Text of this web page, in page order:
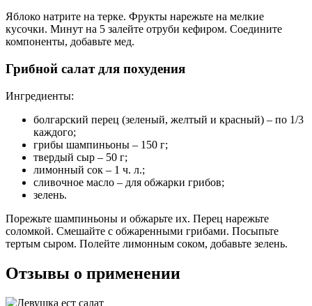
Яблоко натрите на терке. Фрукты нарежьте на мелкие
кусочки. Минут на 5 залейте отруби кефиром. Соедините
компоненты, добавьте мед.
Грибной салат для похудения
Ингредиенты:
болгарский перец (зеленый, желтый и красный) – по 1/3
каждого;
грибы шампиньоны – 150 г;
твердый сыр – 50 г;
лимонный сок – 1 ч. л.;
сливочное масло – для обжарки грибов;
зелень.
Порежьте шампиньоны и обжарьте их. Перец нарежьте
соломкой. Смешайте с обжаренными грибами. Посыпьте
тертым сыром. Полейте лимонным соком, добавьте зелень.
Отзывы о применении